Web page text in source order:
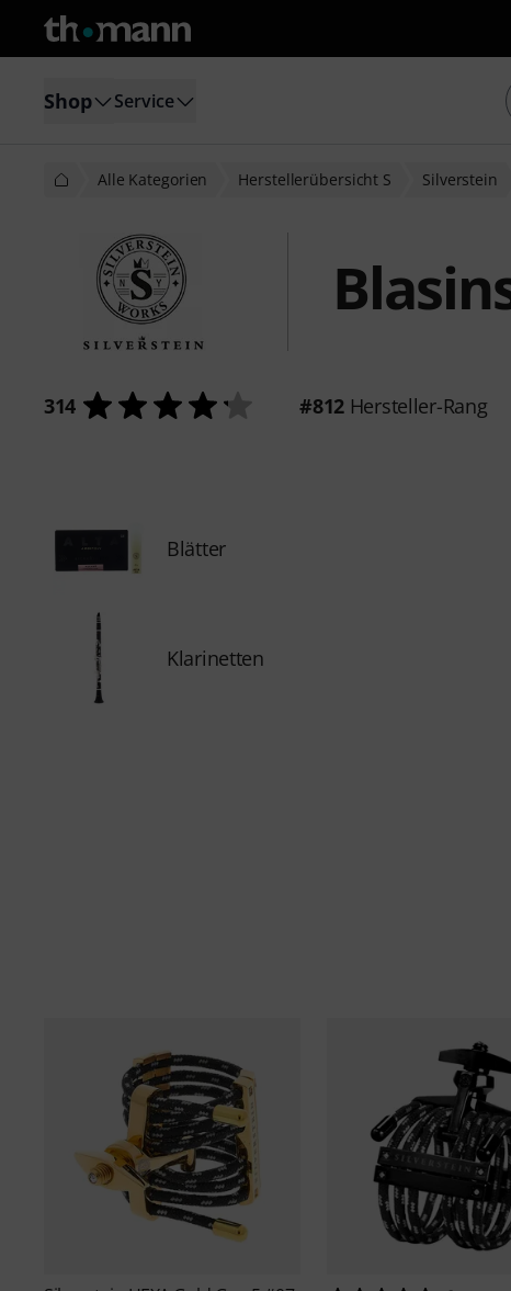
Shop Service
Alle Kategorien Herstellerübersicht S Silverstein
314 #812Hersteller-Rang
Blätter
Klarinetten